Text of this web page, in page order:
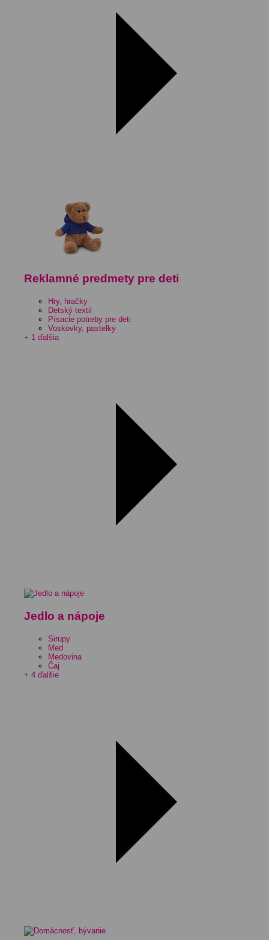
Reklamné predmety pre deti
Hry, hračky
Detský textil
Písacie potreby pre deti
Voskovky, pastelky
+ 1 ďalšia
Jedlo a nápoje
Sirupy
Med
Medovina
Čaj
+ 4 ďalšie